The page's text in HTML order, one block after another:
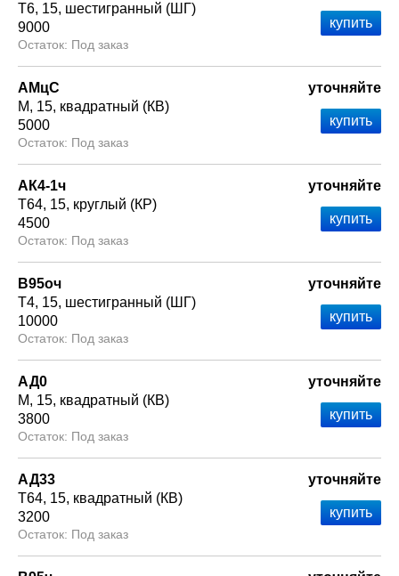
Т6 15 шестигранный (ШГ)
9000
Под заказ
АМцС
М
15 квадратный (КВ)
5000
Под заказ
уточняйте
АК4-1ч
Т64 15 круглый (КР)
4500
Под заказ
уточняйте
В95оч
Т4 15 шестигранный (ШГ)
10000
Под заказ
уточняйте
АД0
М
15 квадратный (КВ)
3800
Под заказ
уточняйте
АД33
Т64 15 квадратный (КВ)
3200
Под заказ
уточняйте